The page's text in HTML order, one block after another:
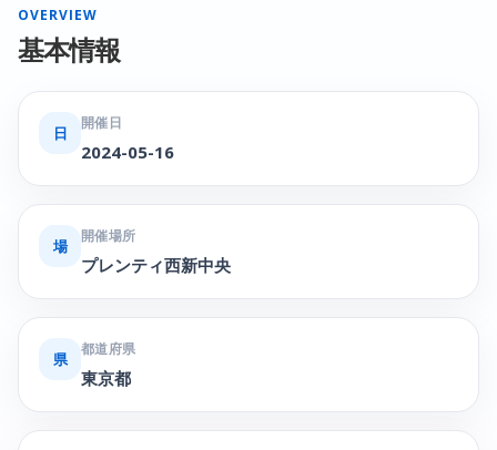
OVERVIEW
基本情報
日
開催日
2024-05-16
場
開催場所
プレンティ西新中央
県
都道府県
東京都